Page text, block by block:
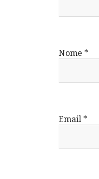
Nome *
Email *